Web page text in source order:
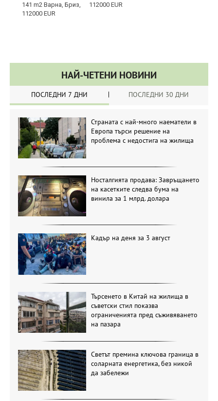
112000 EUR
НАЙ-ЧЕТЕНИ НОВИНИ
ПОСЛЕДНИ 7 ДНИ ПОСЛЕДНИ 30 ДНИ
Страната с най-много наематели в
Европа търси решение на
проблема с недостига на жилища
Носталгията продава: Завръщането
на касетките следва бума на
винила за 1 млрд. долара
Кадър на деня за 3 август
Търсенето в Китай на жилища в
съветски стил показва
ограниченията пред съживяването
на пазара
Светът премина ключова граница в
соларната енергетика, без никой
да забележи